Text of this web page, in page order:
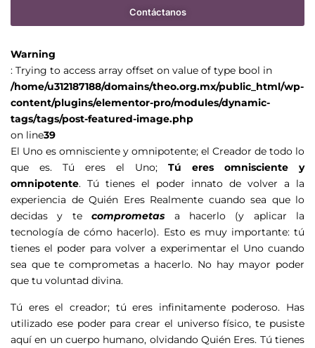
Contáctanos
Warning
: Trying to access array offset on value of type bool in
/home/u312187188/domains/theo.org.mx/public_html/wp-
content/plugins/elementor-pro/modules/dynamic-
tags/tags/post-featured-image.php
on line39
El Uno es omnisciente y omnipotente; el Creador de todo lo
que es. Tú eres el Uno; Tú eres omnisciente y
omnipotente. Tú tienes el poder innato de volver a la
experiencia de Quién Eres Realmente cuando sea que lo
decidas y tecomprometas a hacerlo (y aplicar la
tecnología de cómo hacerlo). Esto es muy importante: tú
tienes el poder para volver a experimentar el Uno cuando
sea que te comprometas a hacerlo. No hay mayor poder
que tu voluntad divina.
Tú eres el creador; tú eres infinitamente poderoso. Has
utilizado ese poder para crear el universo físico, te pusiste
aquí en un cuerpo humano, olvidando Quién Eres. Tú tienes